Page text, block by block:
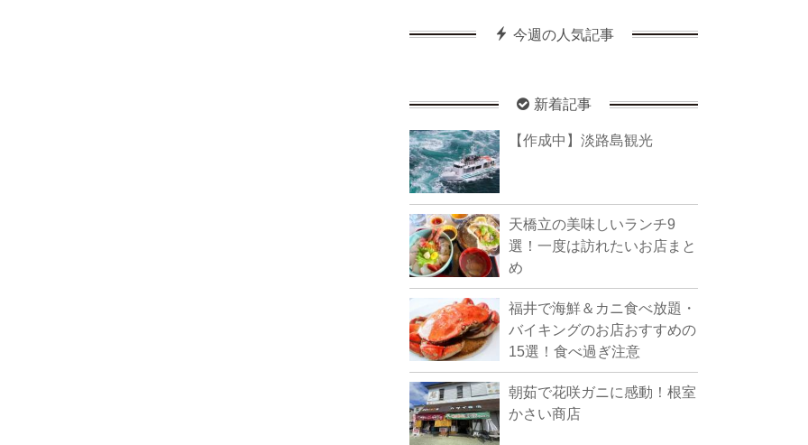
今週の人気記事
新着記事
【作成中】淡路島観光
天橋立の美味しいランチ9
選！一度は訪れたいお店まと
め
福井で海鮮＆カニ食べ放題・
バイキングのお店おすすめの
15選！食べ過ぎ注意
朝茹で花咲ガニに感動！根室
かさい商店